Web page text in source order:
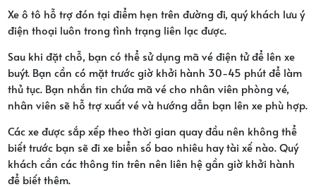
Xe ô tô hỗ trợ đón tại điểm hẹn trên đường đi, quý khách lưu ý
điện thoại luôn trong tình trạng liên lạc được.
Sau khi đặt chỗ, bạn có thể sử dụng mã vé điện tử để lên xe
buýt. Bạn cần có mặt trước giờ khởi hành 30-45 phút để làm
thủ tục. Bạn nhắn tin chứa mã vé cho nhân viên phòng vé,
nhân viên sẽ hỗ trợ xuất vé và hướng dẫn bạn lên xe phù hợp.
Các xe được sắp xếp theo thời gian quay đầu nên không thể
biết trước bạn sẽ đi xe biển số bao nhiêu hay tài xế nào. Quý
khách cần các thông tin trên nên liên hệ gần giờ khởi hành
để biết thêm.